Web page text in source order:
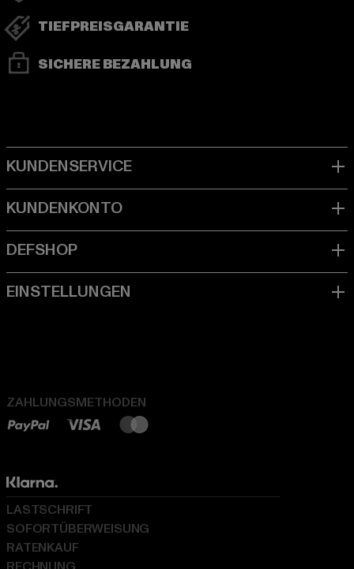
TIEFPREISGARANTIE
SICHERE BEZAHLUNG
ZAHLUNGSMETHODEN
LASTSCHRIFT
SOFORTÜBERWEISUNG
RATENKAUF